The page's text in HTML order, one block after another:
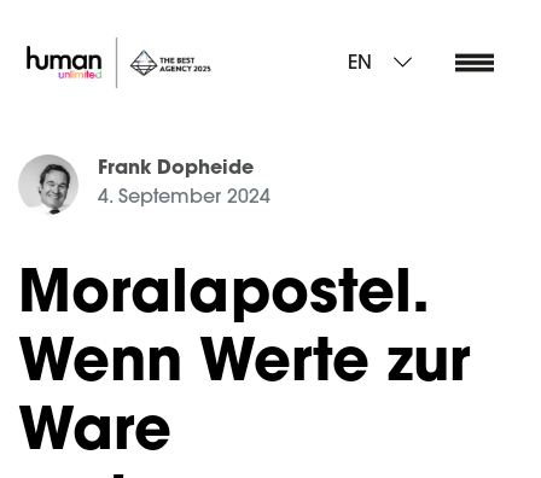
EN
Frank Dopheide
4. September 2024
Moralapostel.
Wenn Werte zur
Ware